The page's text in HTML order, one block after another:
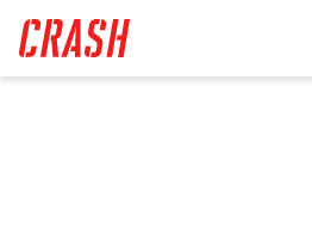
main
content